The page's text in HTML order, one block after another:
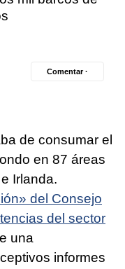
Comentar ·
de consumar el
en 87 áreas
Irlanda.
del Consejo
del sector
una
informes